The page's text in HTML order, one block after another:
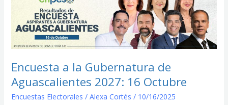
Encuesta a la Gubernatura de
Aguascalientes 2027: 16 Octubre
Encuestas Electorales / Alexa Cortés / 10/16/2025
Gubernatura
de
Aguascalientes
2027:
16
Octubre